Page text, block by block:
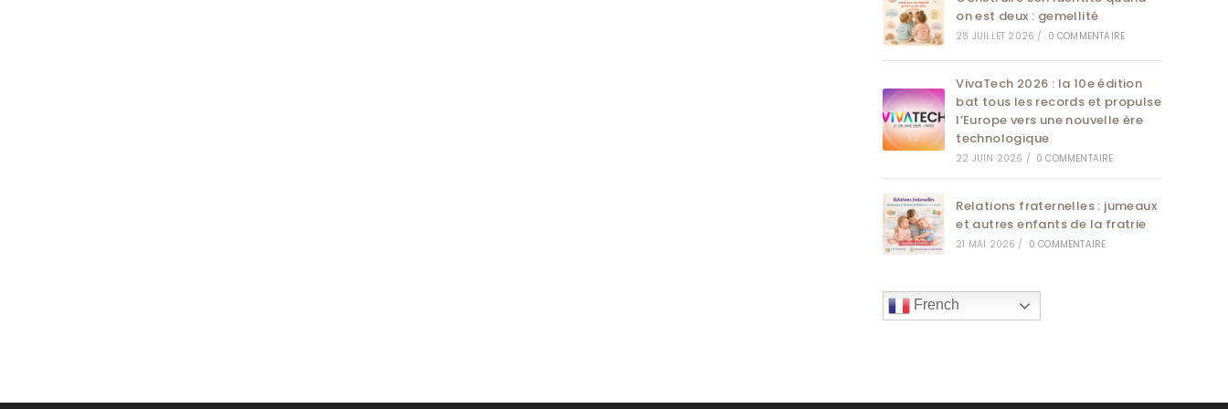
on est deux : gemellité
28 JUILLET 2026 / 0 COMMENTAIRE
VivaTech 2026 : la 10e édition
bat tous les records et propulse
l’Europe vers une nouvelle ère
technologique
22 JUIN 2026 / 0 COMMENTAIRE
Relations fraternelles : jumeaux
et autres enfants de la fratrie
21 MAI 2026 / 0 COMMENTAIRE
French